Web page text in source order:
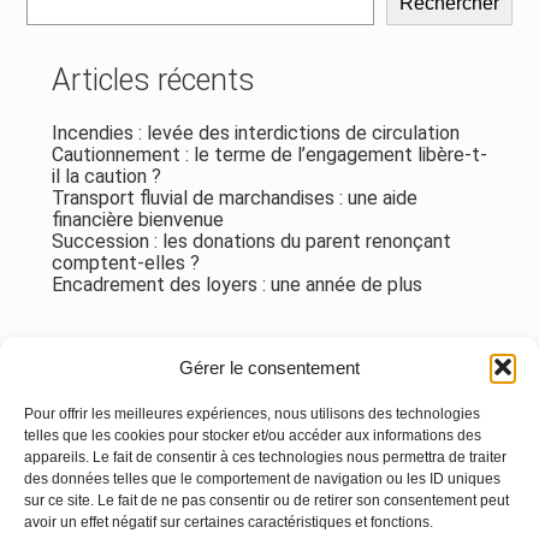
Gérer le consentement
Pour offrir les meilleures expériences, nous utilisons des technologies
telles que les cookies pour stocker et/ou accéder aux informations des
appareils. Le fait de consentir à ces technologies nous permettra de traiter
des données telles que le comportement de navigation ou les ID uniques
sur ce site. Le fait de ne pas consentir ou de retirer son consentement peut
avoir un effet négatif sur certaines caractéristiques et fonctions.
Articles récents
Incendies : levée des interdictions de circulation
Cautionnement : le terme de l’engagement libère-t-
il la caution ?
Transport fluvial de marchandises : une aide
financière bienvenue
Succession : les donations du parent renonçant
comptent-elles ?
Encadrement des loyers : une année de plus
Aucun commentaire à afficher.